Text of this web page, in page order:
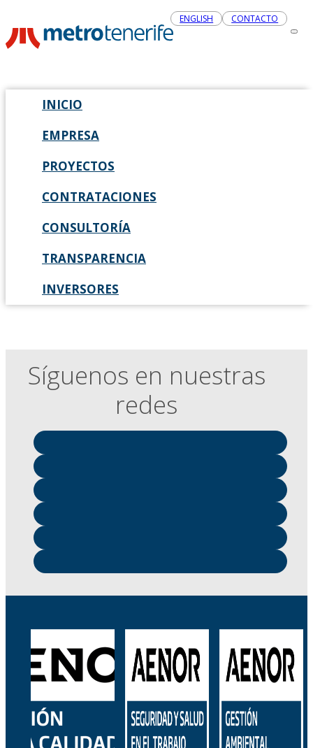
ENGLISH CONTACTO
INICIO
EMPRESA
PROYECTOS
CONTRATACIONES
CONSULTORÍA
TRANSPARENCIA
INVERSORES
Síguenos en nuestras
redes